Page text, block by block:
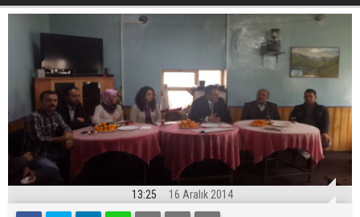
13:25 16 Aralık 2014